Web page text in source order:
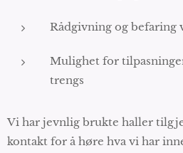
Rådgivning og befaring
Mulighet for
trengs
Vi har jevnlig brukte haller
kontakt for å høre hva vi har